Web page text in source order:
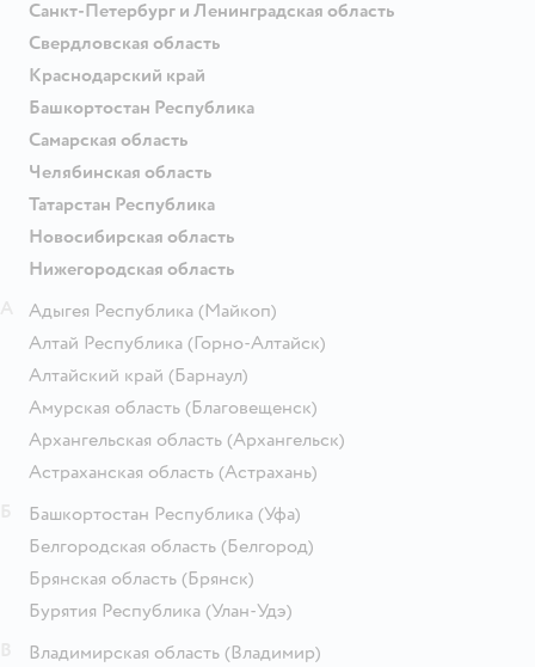
Санкт-Петербург и Ленинградская область
Свердловская область
Краснодарский край
Башкортостан Республика
Самарская область
Челябинская область
Татарстан Республика
Новосибирская область
Нижегородская область
Адыгея Республика (Майкоп)
Алтай Республика (Горно-Алтайск)
Алтайский край (Барнаул)
Амурская область (Благовещенск)
Архангельская область (Архангельск)
Астраханская область (Астрахань)
Башкортостан Республика (Уфа)
Белгородская область (Белгород)
Брянская область (Брянск)
Бурятия Республика (Улан-Удэ)
Владимирская область (Владимир)